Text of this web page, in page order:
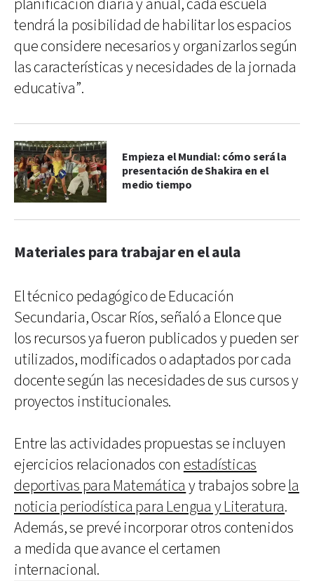
planificación diaria y anual, cada escuela
tendrá la posibilidad de habilitar los espacios
que considere necesarios y organizarlos según
las características y necesidades de la jornada
educativa”.
Empieza el Mundial: cómo será la
presentación de Shakira en el
medio tiempo
Materiales para trabajar en el aula
El técnico pedagógico de Educación
Secundaria, Oscar Ríos, señaló a Elonce que
los recursos ya fueron publicados y pueden ser
utilizados, modificados o adaptados por cada
docente según las necesidades de sus cursos y
proyectos institucionales.
Entre las actividades propuestas se incluyen
ejercicios relacionados con estadísticas
deportivas para Matemática y trabajos sobre la
noticia periodística para Lengua y Literatura.
Además, se prevé incorporar otros contenidos
a medida que avance el certamen
internacional.